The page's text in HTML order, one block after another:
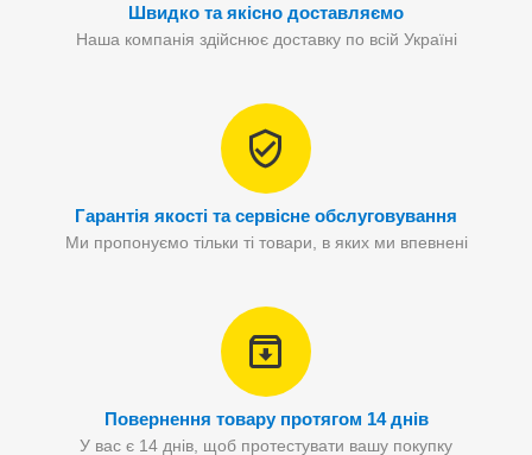
Швидко та якісно доставляємо
Наша компанія здійснює доставку по всій Україні
Гарантія якості та сервісне обслуговування
Ми пропонуємо тільки ті товари, в яких ми впевнені
Повернення товару протягом 14 днів
У вас є 14 днів, щоб протестувати вашу покупку